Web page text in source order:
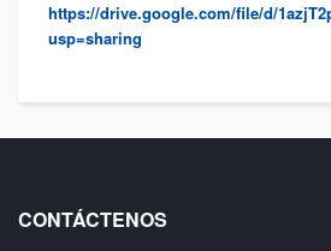
https://drive.google.com/file/d/
usp=sharing
CONTÁCTENOS